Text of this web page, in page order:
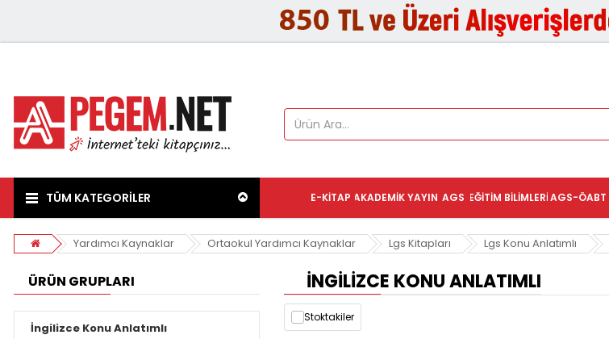
TÜM KATEGORİLER AGS-ÖABT
EĞITIM BILIMLERI
AGS
AKADEMIK YAYIN
E-KITAP
Yardımcı Kaynaklar Ortaokul Yardımcı Kaynaklar Lgs Kitapları Lgs Konu Anlatımlı
ÜRÜN GRUPLARI
İngilizce Konu Anlatımlı
İNGILIZCE KONU ANLATIMLI
Stoktakiler